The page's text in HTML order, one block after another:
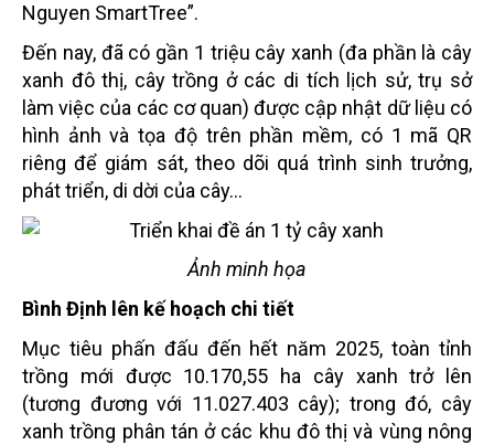
Nguyen SmartTree”.
Đến nay, đã có gần 1 triệu cây xanh (đa phần là cây
xanh đô thị, cây trồng ở các di tích lịch sử, trụ sở
làm việc của các cơ quan) được cập nhật dữ liệu có
hình ảnh và tọa độ trên phần mềm, có 1 mã QR
riêng để giám sát, theo dõi quá trình sinh trưởng,
phát triển, di dời của cây…
Ảnh minh họa
Bình Định lên kế hoạch chi tiết
Mục tiêu phấn đấu đến hết năm 2025, toàn tỉnh
trồng mới được 10.170,55 ha cây xanh trở lên
(tương đương với 11.027.403 cây); trong đó, cây
xanh trồng phân tán ở các khu đô thị và vùng nông